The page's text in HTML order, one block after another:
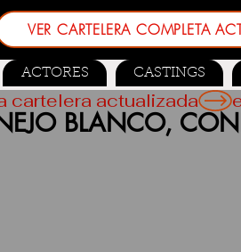
VER CARTELERA COMPLETA
ACTORES CASTINGS
BLANCO,
cartelera actualizada